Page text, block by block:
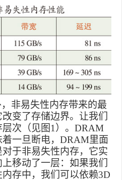
非易失性内存带来的最
变了存储边界。让我们
次（见图1 ）。 DRAM
一旦断电， DRAM里面
于非易失性内存，它实
移动了一层：如果我们
存中，我们可以依赖3D